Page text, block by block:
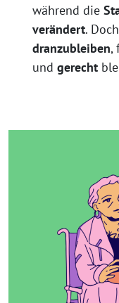
während die
verändert.
dranzubleiben,
und gerecht